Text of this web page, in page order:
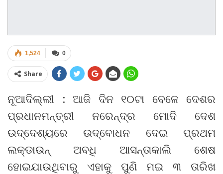
0
1,524
Share
ନୂଆଦିଲ୍ଲୀ : ଆଜି ଦିନ ୧୦ଟା ବେଳେ ଦେଶର
ପ୍ରଧାନମନ୍ତ୍ରୀ ନରେନ୍ଦ୍ର ମୋଦି ଦେଶ
ଉଦ୍ଦେଶ୍ୟରେ ଉଦ୍‌ବୋଧନ ଦେଇ ପ୍ରଥମ
ଲକ୍‌ଡାଉନ୍ ଅବଧି ଆସନ୍ତାକାଲି ଶେଷ
ହୋଇଯାଉଥିବାରୁ ଏହାକୁ ପୁଣି ମଇ ୩ ତାରିଖ